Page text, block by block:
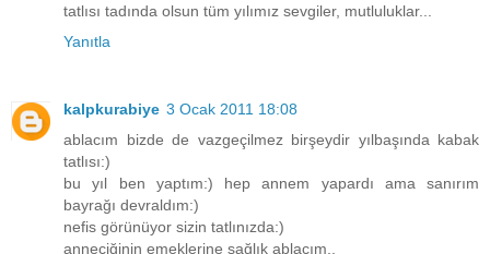
tatlısı tadında olsun tüm yılımız sevgiler, mutluluklar...
Yanıtla
kalpkurabiye 3 Ocak 2011 18:08
ablacım bizde de vazgeçilmez birşeydir yılbaşında kabak
tatlısı:)
bu yıl ben yaptım:) hep annem yapardı ama sanırım
bayrağı devraldım:)
nefis görünüyor sizin tatlınızda:)
anneciğinin emeklerine sağlık ablacım..